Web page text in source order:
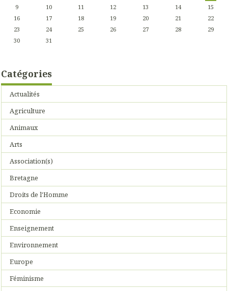
9
10 11 12 13 14
15
16
17 18 19 20 21
22
23
24 25 26 27 28
29
30
31
Catégories
Actualités
Agriculture
Animaux
Arts
Association(s)
Bretagne
Droits de l'Homme
Economie
Enseignement
Environnement
Europe
Féminisme